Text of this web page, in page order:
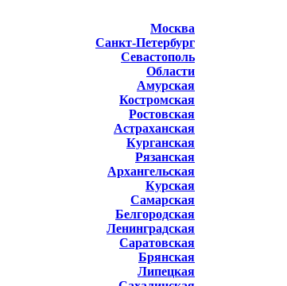
Москва
Санкт-Петербург
Севастополь
Области
Амурская
Костромская
Ростовская
Астраханская
Курганская
Рязанская
Архангельская
Курская
Самарская
Белгородская
Ленинградская
Саратовская
Брянская
Липецкая